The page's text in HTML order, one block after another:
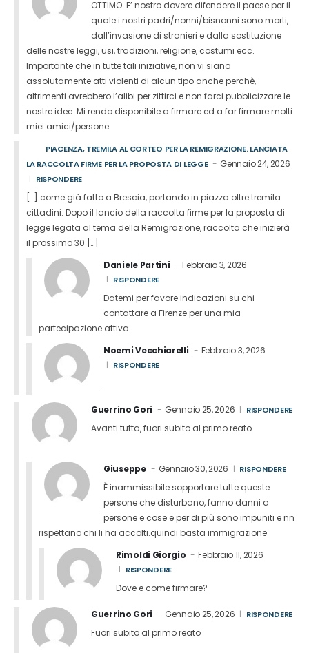
OTTIMO. E’ nostro dovere difendere il paese per il
quale i nostri padri/nonni/bisnonni sono morti,
dall’invasione di stranieri e dalla sostituzione
delle nostre leggi, usi, tradizioni, religione, costumi ecc.
Importante che in tutte tali iniziative, non vi siano
assolutamente atti violenti di alcun tipo anche perchè,
altrimenti avrebbero l’alibi per zittirci e non farci pubblicizzare le
nostre idee. Mi rendo disponibile a firmare ed a far firmare molti
miei amici/persone
PIACENZA, TREMILA AL CORTEO PER LA REMIGRAZIONE. LANCIATA
LA RACCOLTA FIRME PER LA PROPOSTA DI LEGGE
Gennaio 24, 2026
RISPONDERE
[…] come già fatto a Brescia, portando in piazza oltre tremila
cittadini. Dopo il lancio della raccolta firme per la proposta di
legge legata al tema della Remigrazione, raccolta che inizierà
il prossimo 30 […]
Daniele Partini
Febbraio 3, 2026
RISPONDERE
Datemi per favore indicazioni su chi
contattare a Firenze per una mia
partecipazione attiva.
Noemi Vecchiarelli
Febbraio 3, 2026
RISPONDERE
.
Guerrino Gori Gennaio 25, 2026 RISPONDERE
Avanti tutta, fuori subito al primo reato
Giuseppe Gennaio 30, 2026 RISPONDERE
È inammissibile sopportare tutte queste
persone che disturbano, fanno danni a
persone e cose e per di più sono impuniti e nn
rispettano chi li ha accolti.quindi basta immigrazione
Rimoldi Giorgio
Febbraio 11, 2026
RISPONDERE
Dove e come firmare?
Guerrino Gori Gennaio 25, 2026 RISPONDERE
Fuori subito al primo reato